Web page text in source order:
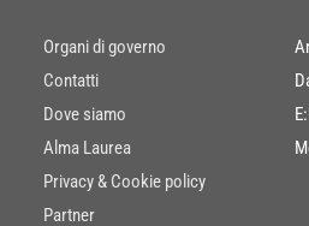
Organi di governo
Contatti
Dove siamo
Alma Laurea
Privacy & Cookie policy
Partner